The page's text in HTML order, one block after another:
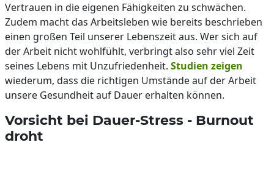
Vertrauen in die eigenen Fähigkeiten zu schwächen.
Zudem macht das Arbeitsleben wie bereits beschrieben
einen großen Teil unserer Lebenszeit aus. Wer sich auf
der Arbeit nicht wohlfühlt, verbringt also sehr viel Zeit
seines Lebens mit Unzufriedenheit. Studien zeigen
wiederum, dass die richtigen Umstände auf der Arbeit
unsere Gesundheit auf Dauer erhalten können.
Vorsicht bei Dauer-Stress - Burnout
droht